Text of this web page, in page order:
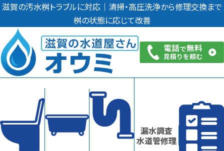
滋賀の汚水桝トラブルに対応｜清掃・高圧洗浄から修理交換まで
桝の状態に応じて改善
漏水調査
水道管修理